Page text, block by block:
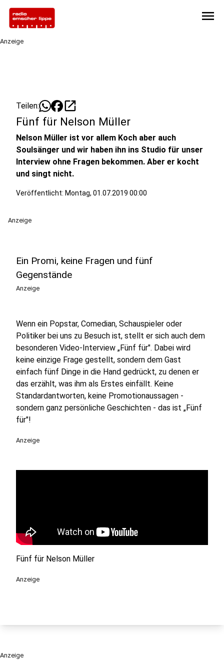
menu
Anzeige
Teilen: open_in_new
Fünf für Nelson Müller
Nelson Müller ist vor allem Koch aber auch
Soulsänger und wir haben ihn ins Studio für unser
Interview ohne Fragen bekommen. Aber er kocht
und singt nicht.
Veröffentlicht: Montag, 01.07.2019 00:00
Anzeige
Ein Promi, keine Fragen und fünf
Gegenstände
Anzeige
Wenn ein Popstar, Comedian, Schauspieler oder
Politiker bei uns zu Besuch ist, stellt er sich auch dem
besonderen Video-Interview „Fünf für". Dabei wird
keine einzige Frage gestellt, sondern dem Gast
einfach fünf Dinge in die Hand gedrückt, zu denen er
das erzählt, was ihm als Erstes einfällt. Keine
Standardantworten, keine Promotionaussagen -
sondern ganz persönliche Geschichten - das ist „Fünf
für"!
Anzeige
Fünf für Nelson Müller
Anzeige
Anzeige